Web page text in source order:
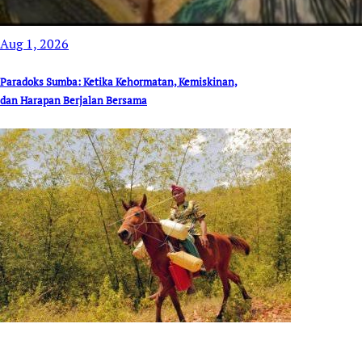
Aug 1, 2026
Paradoks Sumba: Ketika Kehormatan, Kemiskinan,
dan Harapan Berjalan Bersama